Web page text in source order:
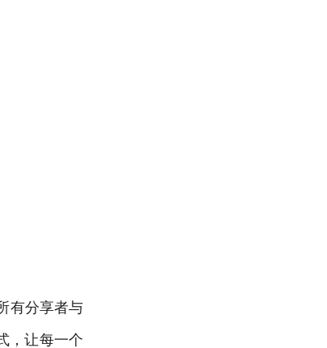
有分享者与
，让每一个